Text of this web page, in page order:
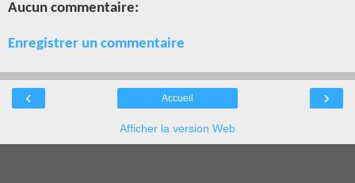
Aucun commentaire:
Enregistrer un commentaire
‹ ›
Accueil
Afficher la version Web